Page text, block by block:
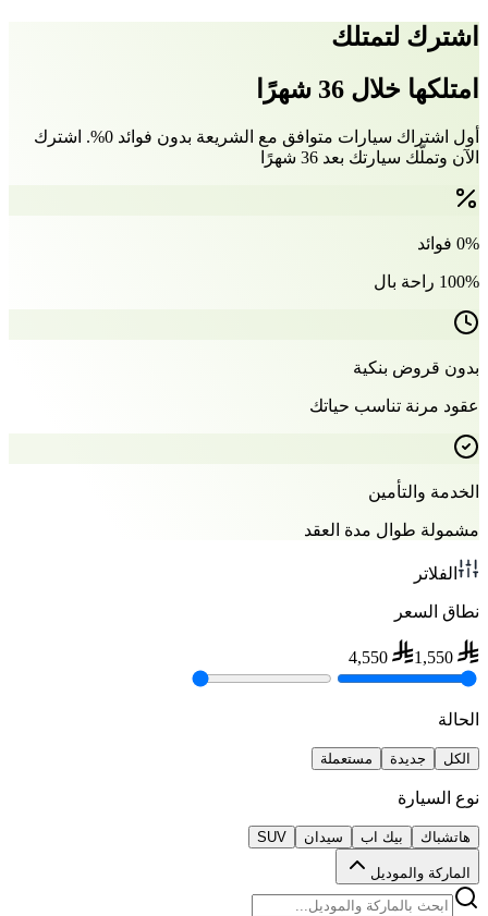
اشترك لتمتلك
امتلكها خلال 36 شهرًا
أول اشتراك سيارات متوافق مع الشريعة بدون فوائد 0%. اشترك
الآن وتملّك سيارتك بعد 36 شهرًا
0% فوائد
100% راحة بال
بدون قروض بنكية
عقود مرنة تناسب حياتك
الخدمة والتأمين
مشمولة طوال مدة العقد
الفلاتر
نطاق السعر
1,550
4,550
الحالة
الكل جديدة مستعملة
نوع السيارة
هاتشباك بيك اب سيدان SUV
الماركة والموديل